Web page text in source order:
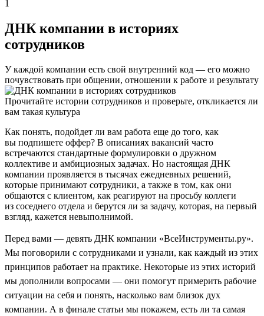
1
ДНК компании в историях
сотрудников
У каждой компании есть свой внутренний код — его можно
почувствовать при общении, отношении к работе и результату
Прочитайте истории сотрудников и проверьте, откликается ли
вам такая культура
Как понять, подойдет ли вам работа еще до того, как
вы подпишете оффер? В описаниях вакансий часто
встречаются стандартные формулировки о дружном
коллективе и амбициозных задачах. Но настоящая ДНК
компании проявляется в тысячах ежедневных решений,
которые принимают сотрудники, а также в том, как они
общаются с клиентом, как реагируют на просьбу коллеги
из соседнего отдела и берутся ли за задачу, которая, на первый
взгляд, кажется невыполнимой.
Перед вами — девять ДНК компании «ВсеИнструменты.ру».
Мы поговорили с сотрудниками и узнали, как каждый из этих
принципов работает на практике. Некоторые из этих историй
мы дополнили вопросами — они помогут примерить рабочие
ситуации на себя и понять, насколько вам близок дух
компании. А в финале статьи мы покажем, есть ли та самая